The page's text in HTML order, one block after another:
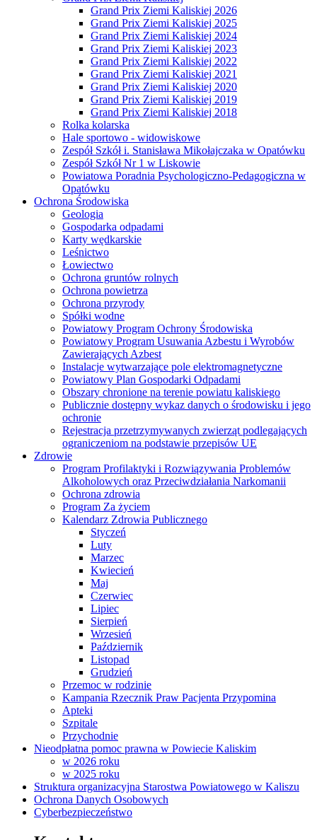
Grand Prix Ziemi Kaliskiej 2026
Grand Prix Ziemi Kaliskiej 2025
Grand Prix Ziemi Kaliskiej 2024
Grand Prix Ziemi Kaliskiej 2023
Grand Prix Ziemi Kaliskiej 2022
Grand Prix Ziemi Kaliskiej 2021
Grand Prix Ziemi Kaliskiej 2020
Grand Prix Ziemi Kaliskiej 2019
Grand Prix Ziemi Kaliskiej 2018
Rolka kolarska
Hale sportowo - widowiskowe
Zespół Szkół i. Stanisława Mikołajczaka w Opatówku
Zespół Szkół Nr 1 w Liskowie
Powiatowa Poradnia Psychologiczno-Pedagogiczna w
Opatówku
Ochrona Środowiska
Geologia
Gospodarka odpadami
Karty wędkarskie
Leśnictwo
Łowiectwo
Ochrona gruntów rolnych
Ochrona powietrza
Ochrona przyrody
Spółki wodne
Powiatowy Program Ochrony Środowiska
Powiatowy Program Usuwania Azbestu i Wyrobów
Zawierających Azbest
Instalacje wytwarzające pole elektromagnetyczne
Powiatowy Plan Gospodarki Odpadami
Obszary chronione na terenie powiatu kaliskiego
Publicznie dostępny wykaz danych o środowisku i jego
ochronie
Rejestracja przetrzymywanych zwierząt podlegających
ograniczeniom na podstawie przepisów UE
Zdrowie
Program Profilaktyki i Rozwiązywania Problemów
Alkoholowych oraz Przeciwdziałania Narkomanii
Ochrona zdrowia
Program Za życiem
Kalendarz Zdrowia Publicznego
Styczeń
Luty
Marzec
Kwiecień
Maj
Czerwiec
Lipiec
Sierpień
Wrzesień
Październik
Listopad
Grudzień
Przemoc w rodzinie
Kampania Rzecznik Praw Pacjenta Przypomina
Apteki
Szpitale
Przychodnie
Nieodpłatna pomoc prawna w Powiecie Kaliskim
w 2026 roku
w 2025 roku
Struktura organizacyjna Starostwa Powiatowego w Kaliszu
Ochrona Danych Osobowych
Cyberbezpieczeństwo